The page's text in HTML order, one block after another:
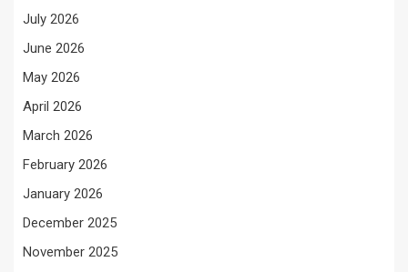
July 2026
June 2026
May 2026
April 2026
March 2026
February 2026
January 2026
December 2025
November 2025